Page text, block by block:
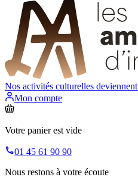
Nos activités culturelles deviennent
Mon compte
Votre panier est vide
01 45 61 90 90
Nous restons à votre écoute